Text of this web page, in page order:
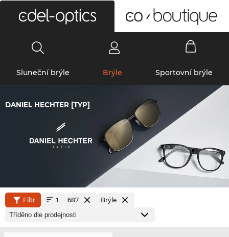
Sluneční brýle Brýle Sportovní brýle
DANIEL HECHTER [TYP]
Filtr 1 687 Brýle